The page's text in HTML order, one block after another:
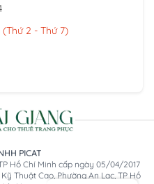
(Thứ 2 - Thứ 7)
PICAT
Hồ Chí Minh cấp ngày 05/04/2017
Thuật Cao, Phường An Lạc, TP Hồ